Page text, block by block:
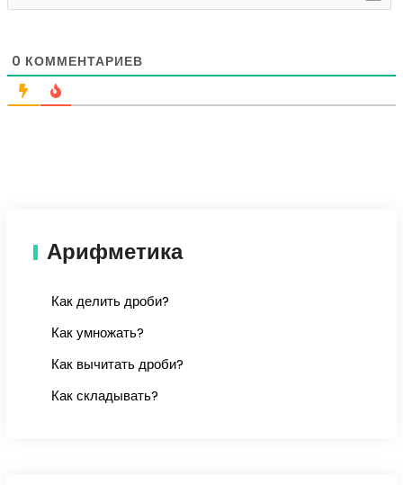
0 КОММЕНТАРИЕВ
Арифметика
Как делить дроби?
Как умножать?
Как вычитать дроби?
Как складывать?